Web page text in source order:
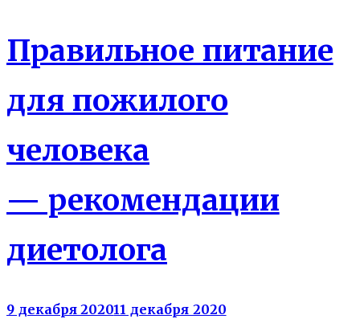
Правильное питание
для пожилого
человека
— рекомендации
диетолога
9 декабря 202011 декабря 2020